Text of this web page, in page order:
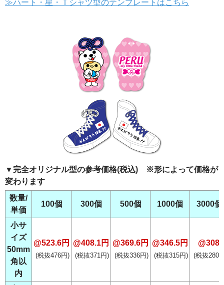
≫ハート・星・Ｔシャツ型のテンプレートはこちら
▼完全オリジナル型の参考価格(税込) ※形によって価格が
変わります
数量/
単価
100個 300個 500個 1000個 3000個
小サ
イズ
50mm
角以
内
@523.6円
(税抜476円)
@408.1円
(税抜371円)
@369.6円
(税抜336円)
@346.5円
(税抜315円)
@308
(税抜280